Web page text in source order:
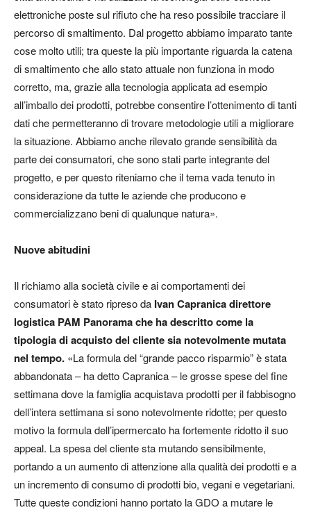
elettroniche poste sul rifiuto che ha reso possibile tracciare il
percorso di smaltimento. Dal progetto abbiamo imparato tante
cose molto utili; tra queste la più importante riguarda la catena
di smaltimento che allo stato attuale non funziona in modo
corretto, ma, grazie alla tecnologia applicata ad esempio
all’imballo dei prodotti, potrebbe consentire l’ottenimento di tanti
dati che permetteranno di trovare metodologie utili a migliorare
la situazione. Abbiamo anche rilevato grande sensibilità da
parte dei consumatori, che sono stati parte integrante del
progetto, e per questo riteniamo che il tema vada tenuto in
considerazione da tutte le aziende che producono e
commercializzano beni di qualunque natura».
Nuove abitudini
Il richiamo alla società civile e ai comportamenti dei
consumatori è stato ripreso da Ivan Capranica direttore
logistica PAM Panoramache ha descritto come la
tipologia di acquisto del cliente sia notevolmente mutata
nel tempo. «La formula del “grande pacco risparmio” è stata
abbandonata – ha detto Capranica – le grosse spese del fine
settimana dove la famiglia acquistava prodotti per il fabbisogno
dell’intera settimana si sono notevolmente ridotte; per questo
motivo la formula dell’ipermercato ha fortemente ridotto il suo
appeal. La spesa del cliente sta mutando sensibilmente,
portando a un aumento di attenzione alla qualità dei prodotti e a
un incremento di consumo di prodotti bio, vegani e vegetariani.
Tutte queste condizioni hanno portato la GDO a mutare le